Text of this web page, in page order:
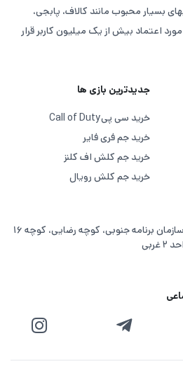
بسیار محبوب مانند کالاف، پابجی،
اعتماد بیش از یک میلیون کاربر قرار
جدیدترین بازی ها
خرید سی پیCall of Duty
خرید جم فری فایر
خرید جم کلش اف کلنز
خرید جم کلش رویال
تهران، بلوار فردوس غرب، سازمان برنامه جنوبی، کوچه رضایی، کوچه ۱۶